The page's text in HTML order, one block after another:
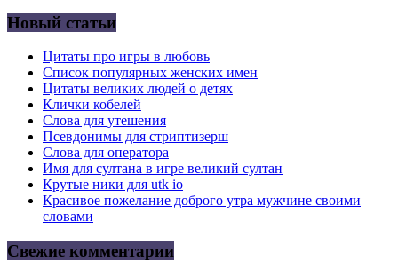
Новый статьи
Цитаты про игры в любовь
Список популярных женских имен
Цитаты великих людей о детях
Клички кобелей
Слова для утешения
Псевдонимы для стриптизерш
Слова для оператора
Имя для султана в игре великий султан
Крутые ники для utk io
Красивое пожелание доброго утра мужчине своими
словами
Свежие комментарии